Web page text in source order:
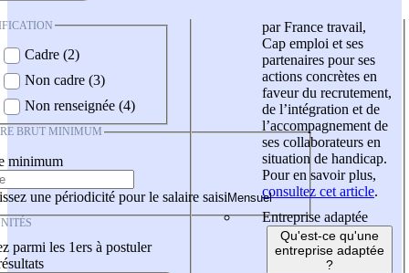
Cadre (2)
Non cadre (3)
Non renseignée (4)
BRUT MINIMUM
minimum
une périodicité pour le salaire saisi
parmi les 1ers à postuler
par France travail,
Cap emploi et ses
partenaires pour ses
actions concrètes en
faveur du recrutement,
de l’intégration et de
l’accompagnement de
ses collaborateurs en
situation de handicap.
Pour en savoir plus,
consultez cet article.
Entreprise adaptée
Qu'est-ce qu'une
entreprise adaptée
?